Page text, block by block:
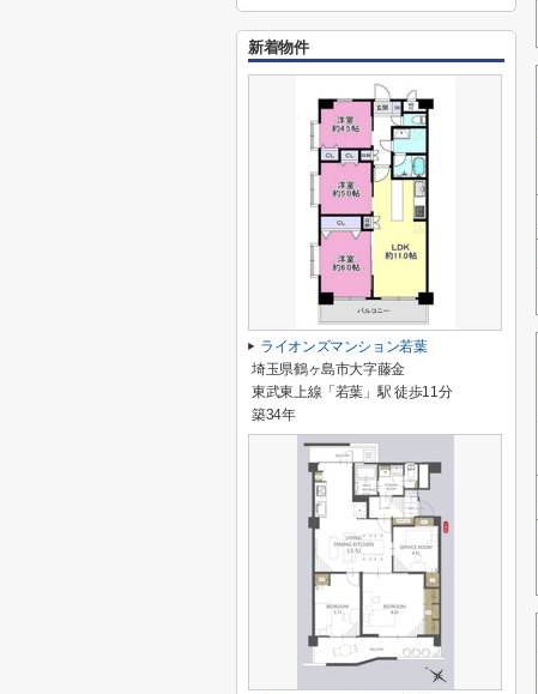
新着物件
ライオンズマンション若葉
埼玉県鶴ヶ島市大字藤金
東武東上線「若葉」駅 徒歩11分
築34年